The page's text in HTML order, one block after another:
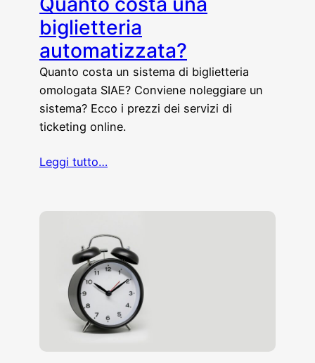
biglietteria
automatizzata?
Quanto costa un sistema di biglietteria
omologata SIAE? Conviene noleggiare un
sistema? Ecco i prezzi dei servizi di
ticketing online.
Leggi tutto…